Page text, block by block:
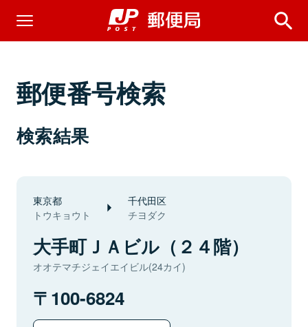
郵便番号検索
検索結果
東京都
トウキョウト
千代田区
チヨダク
大手町ＪＡビル（２４階）
オオテマチジェイエイビル(24カイ)
100-6824